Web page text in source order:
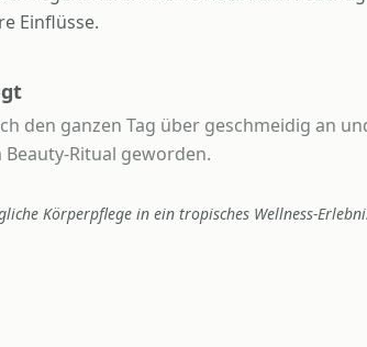
Einflüsse.
den ganzen Tag über geschmeidig an
Ritual geworden.
Körperpflege in ein tropisches Wellness-